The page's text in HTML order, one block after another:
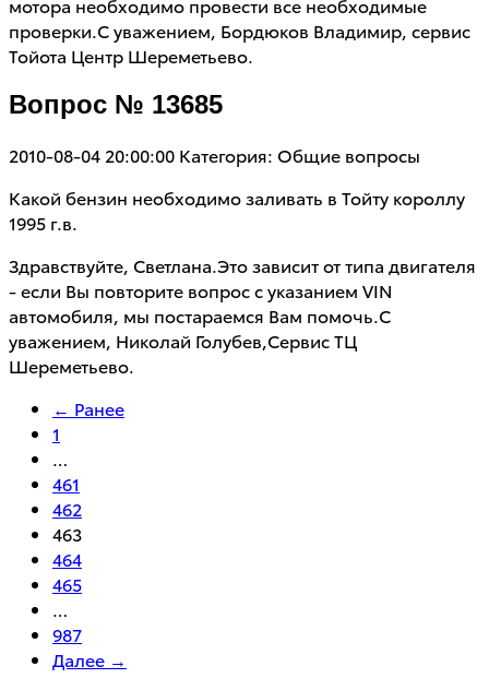
мотора необходимо провести все необходимые
проверки.С уважением, Бордюков Владимир, сервис
Тойота Центр Шереметьево.
Вопрос № 13685
2010-08-04 20:00:00 Категория: Общие вопросы
Какой бензин необходимо заливать в Тойту короллу
1995 г.в.
Здравствуйте, Светлана.Это зависит от типа двигателя
- если Вы повторите вопрос с указанием VIN
автомобиля, мы постараемся Вам помочь.С
уважением, Николай Голубев,Сервис ТЦ
Шереметьево.
← Ранее
1
…
461
462
463
464
465
…
987
Далее →